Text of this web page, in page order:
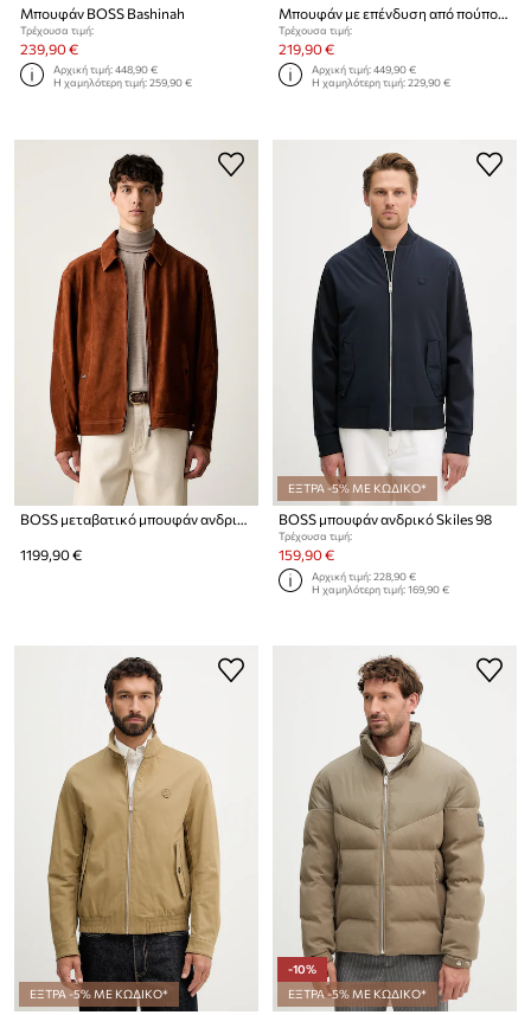
Μπουφάν BOSS Bashinah
Τρέχουσα τιμή:
239,90 €
Αρχική τιμή:448,90 €
Η χαμηλότερη τιμή:259,90 €
Τρέχουσα τιμή:
219,90 €
Αρχική τιμή:449,90 €
Η χαμηλότερη τιμή:229,90 €
BOSS μεταβατικό μπουφάν ανδρικό δέρμα σουέτ BOSS x Aston Martin
1199,90 €
ΕΞΤΡΑ -5% ΜΕ ΚΩΔΙΚΟ*
BOSS μπουφάν ανδρικό Skiles 98
Τρέχουσα τιμή:
159,90 €
Αρχική τιμή:228,90 €
Η χαμηλότερη τιμή:169,90 €
ΕΞΤΡΑ -5% ΜΕ ΚΩΔΙΚΟ*
-10%
ΕΞΤΡΑ -5% ΜΕ ΚΩΔΙΚΟ*